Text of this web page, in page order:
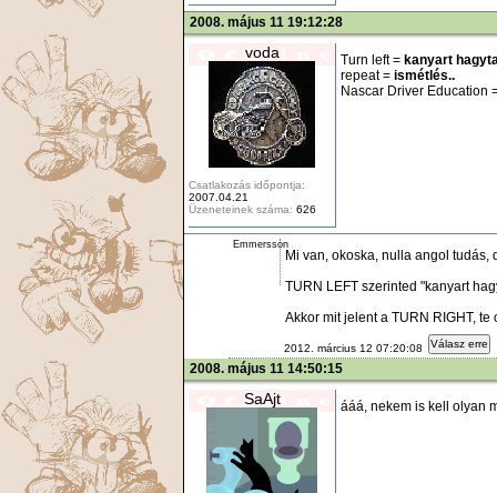
2008. május 11 19:12:28
voda
Csatlakozás időpontja:
2007.04.21
Üzeneteinek száma: 626
Turn left = kanyart
repeat = ismétlés..
Nascar Driver Education
Emmersson
Mi van, okoska, nulla angol
TURN LEFT szerinted "kanyart
Akkor mit jelent a TURN RIGHT, te
2012. március 12 07:20:08 Válasz erre
2008. május 11 14:50:15
SaAjt ááá, nekem is kell olyan